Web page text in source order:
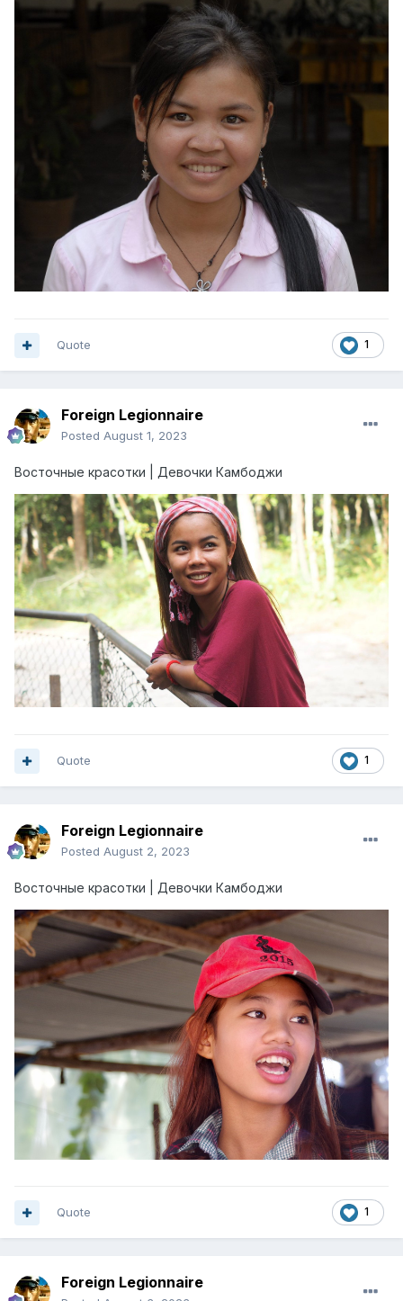
1
Quote
Foreign Legionnaire
Posted August 1, 2023
Восточные красотки | Девочки Камбоджи
1
Quote
Foreign Legionnaire
Posted August 2, 2023
Восточные красотки | Девочки Камбоджи
1
Quote
Foreign Legionnaire